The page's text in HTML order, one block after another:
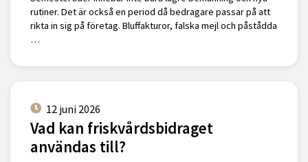
rutiner. Det är också en period då bedragare passar på att
rikta in sig på företag. Bluffakturor, falska mejl och påstådda
…
12 juni 2026
Vad kan friskvårdsbidraget
användas till?